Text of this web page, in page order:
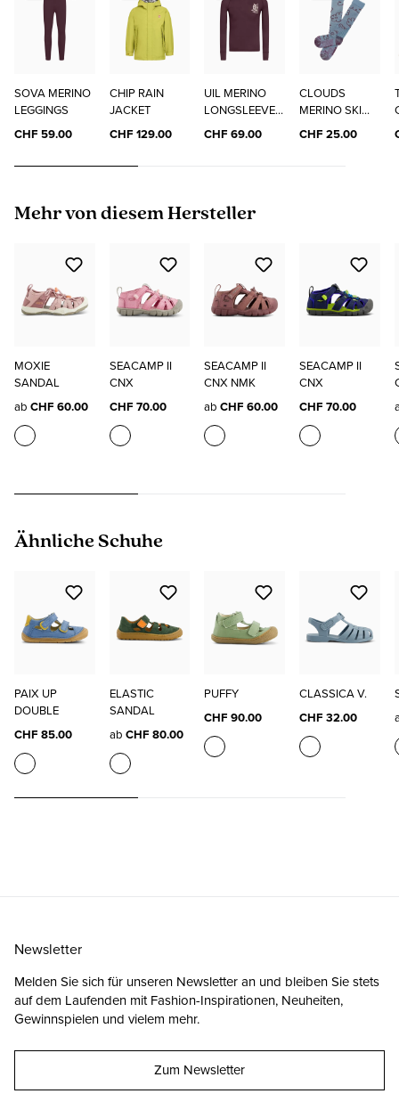
SOVA MERINO
LEGGINGS
CHF 59.00
CHIP RAIN
JACKET
CHF 129.00
UIL MERINO
LONGSLEEVE
"ELO"
CHF 69.00
CLOUDS
MERINO SKI
SOCKS
CHF 25.00
Produktgalerie überspringen
Mehr von diesem Hersteller
MOXIE
SANDAL
ab CHF 60.00
SEACAMP II
CNX
CHF 70.00
SEACAMP II
CNX NMK
abCHF 60.00
SEACAMP II
CNX
CHF 70.00
Produktgalerie überspringen
Ähnliche Schuhe
PAIX UP
DOUBLE
CHF 85.00
ELASTIC
SANDAL
ab CHF 80.00
PUFFY
CHF 90.00
CLASSICA V.
CHF 32.00
Newsletter
Melden Sie sich für unseren Newsletter an und bleiben Sie stets
auf dem Laufenden mit Fashion-Inspirationen, Neuheiten,
Gewinnspielen und vielem mehr.
Zum Newsletter